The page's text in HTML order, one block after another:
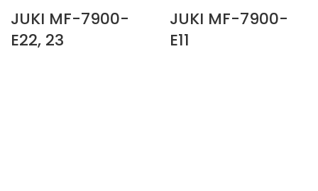
JUKI MF-7900-
E22, 23
JUKI MF-7900-
E11